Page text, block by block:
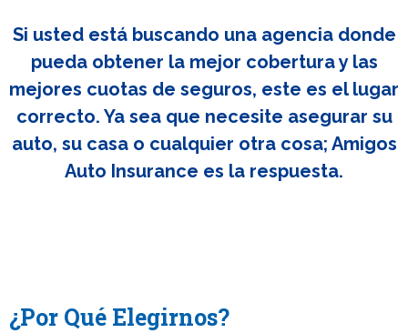
Si usted está buscando una agencia donde
pueda obtener la mejor cobertura y las
mejores cuotas de seguros, este es el lugar
correcto. Ya sea que necesite asegurar su
auto, su casa o cualquier otra cosa; Amigos
Auto Insurance es la respuesta.
¿Por Qué Elegirnos?